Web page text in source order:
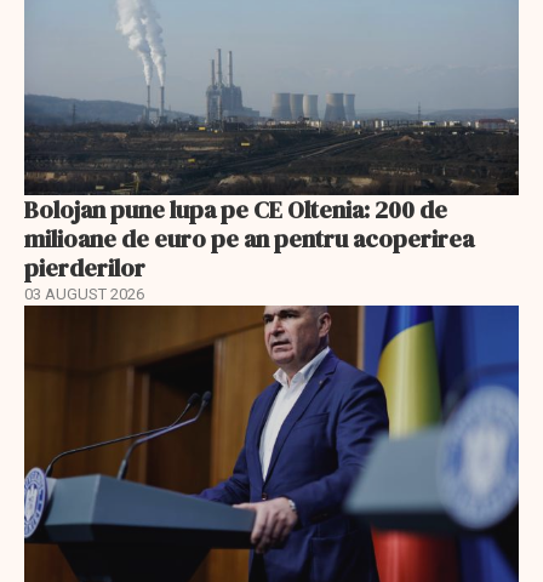
Bolojan pune lupa pe CE Oltenia: 200 de
milioane de euro pe an pentru acoperirea
pierderilor
03 AUGUST 2026